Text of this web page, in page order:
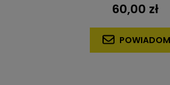
60,00 zł
POWIADOM